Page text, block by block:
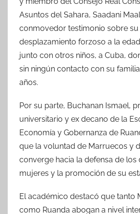
Asuntos del Sahara, Saadani
conmovedor testimonio sobre su
desplazamiento forzoso a la
junto con otros niños, a Cuba,
sin ningún contacto con su
años.
Por su parte, Buchanan Ismael,
universitario y ex decano de la
Economía y Gobernanza de
que la voluntad de Marruecos y
converge hacia la defensa de los
mujeres y la promoción de su
El académico destacó que tanto
como Ruanda abogan a nivel